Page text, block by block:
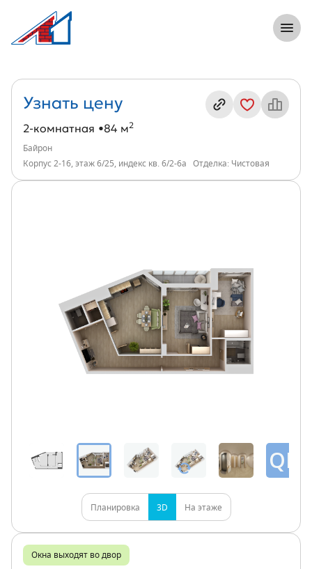
2-комнатная, 84 м², ЖК Байрон,
Информация о квартире
Узнать цену
2-комнатная 84 м2
Байрон
Корпус 2-16, этаж 6/25, индекс кв. 6/2-6а
Отделка: Чистовая
QR
Планировка 3D На этаже
Окна выходят во двор